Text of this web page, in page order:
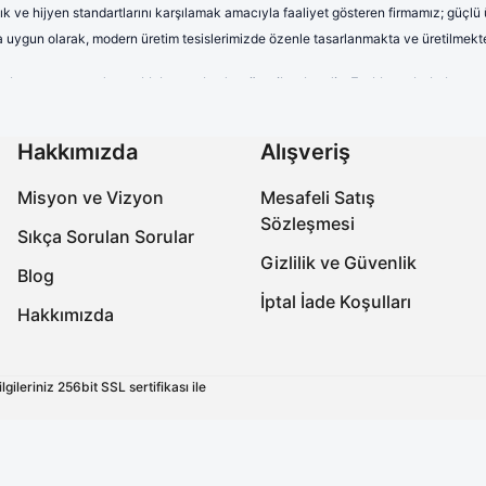
ve hijyen standartlarını karşılamak amacıyla faaliyet gösteren firmamız;
olarak, modern üretim tesislerimizde özenle tasarlanmakta ve
ve dayanıklı kumaşlardan üretilmektedir. Farklı renk, kalıp
saatler boyunca rahat kullanım sağlayan formalarımız, aynı
yüksek kalite standartları gözetilerek üretilmektedir. Nefes
sıra, farklı desen ve tasarımlarla çeşitlendirilen cerrahi boneler,
terlikler, ergonomik tasarımları, ortopedik taban yapıları ve kaymaz
işlevselliğin yanı sıra estetik açıdan da beklentileri karşılamaktadır.
kaliteli ve güvenilir ürünler üreterek, onların meslek hayatlarında
daima öncelik haline getirmektedir.
kaliteli ve güvenilir ürünler üreterek, onların meslek hayatlarında
daima öncelik haline getirmektedir.
yer almaktadır.
Hakkımızda
Misyon ve Vizyon
Sıkça Sorulan Sorular
Blog
Hakkımızda
Alışveriş
Mesafeli Satış
Sözleşmesi
Gizlilik ve Güvenlik
İptal İade Koşulları
256bit SSL sertifikası ile